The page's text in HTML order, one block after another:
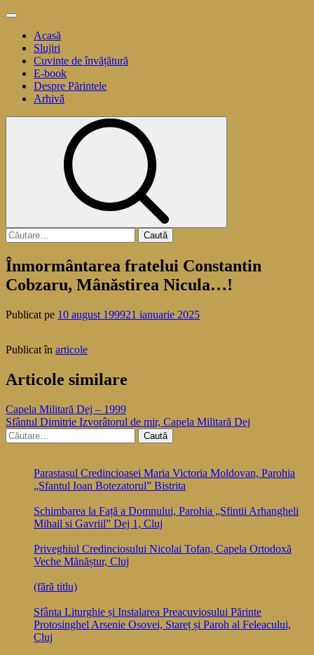
Sari
conținut
Meniu
principalAcasă
Slujiri
Cuvinte de învățătură
E-book
Despre Părintele
Arhivă
Caută
după:
Înmormântarea fratelui Constantin
Cobzaru, Mânăstirea Nicula…!
Publicat pe 10 august 199921 ianuarie 2025
Publicat în articole
Articole similare
Navigare
în
articole
Capela Militară Dej – 1999
Sfântul Dimitrie Izvorâtorul de mir, Capela Militară Dej
Caută
după:
Parastasul Credincioasei Maria Victoria Moldovan, Parohia
„Sfantul Ioan Botezatorul” Bistrita
Schimbarea la Față a Domnului, Parohia „Sfintii Arhangheli
Mihail si Gavriil” Dej 1, Cluj
Priveghiul Credinciosului Nicolai Tofan, Capela Ortodoxă
Veche Mănăștur, Cluj
(fără titlu)
Sfânta Liturghie și Instalarea Preacuviosului Părinte
Protosinghel Arsenie Osovei, Stareț și Paroh al Feleacului,
Cluj